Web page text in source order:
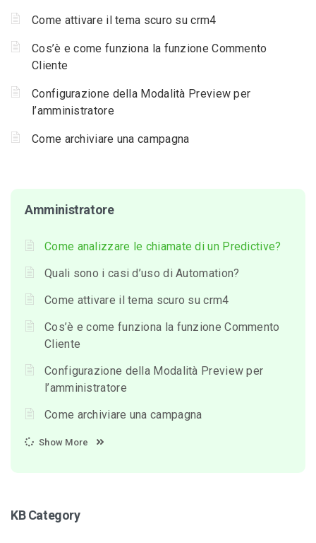
Come attivare il tema scuro su crm4
Cos’è e come funziona la funzione Commento
Cliente
Configurazione della Modalità Preview per
l’amministratore
Come archiviare una campagna
Amministratore
Come analizzare le chiamate di un Predictive?
Quali sono i casi d’uso di Automation?
Come attivare il tema scuro su crm4
Cos’è e come funziona la funzione Commento
Cliente
Configurazione della Modalità Preview per
l’amministratore
Come archiviare una campagna
Show More
KB Category